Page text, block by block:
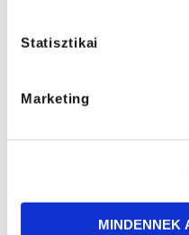
Statisztikai
Marketing
MINDENNEK